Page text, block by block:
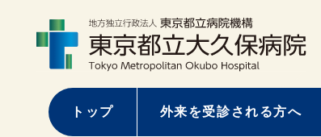
トップ 外来を受診される方へ